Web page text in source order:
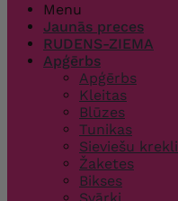
Menu
Jaunās preces
RUDENS-ZIEMA
Apģērbs
Apģērbs
Kleitas
Blūzes
Tunikas
Sieviešu krekli
Žaketes
Bikses